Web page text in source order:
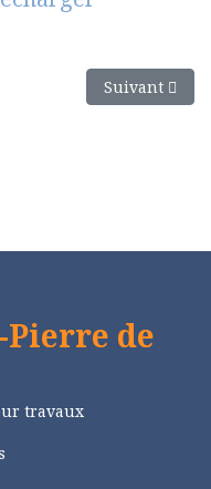
de l'été Article
Suivant
de
travaux